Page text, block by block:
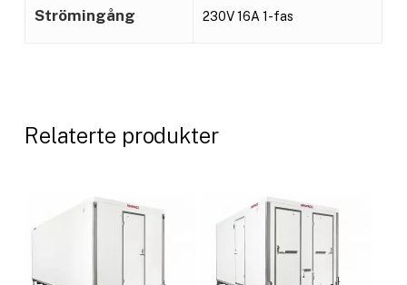
Strömingång 230V 16A 1-fas
Relaterte produkter